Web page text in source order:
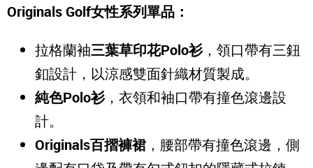
Originals Golf女性系列單品：
拉格蘭袖三葉草印花Polo衫，領口帶有三鈕
釦設計，以涼感雙面針織材質製成。
純色Polo衫，衣領和袖口帶有撞色滾邊設
計。
Originals百摺褲裙，腰部帶有撞色滾邊，側